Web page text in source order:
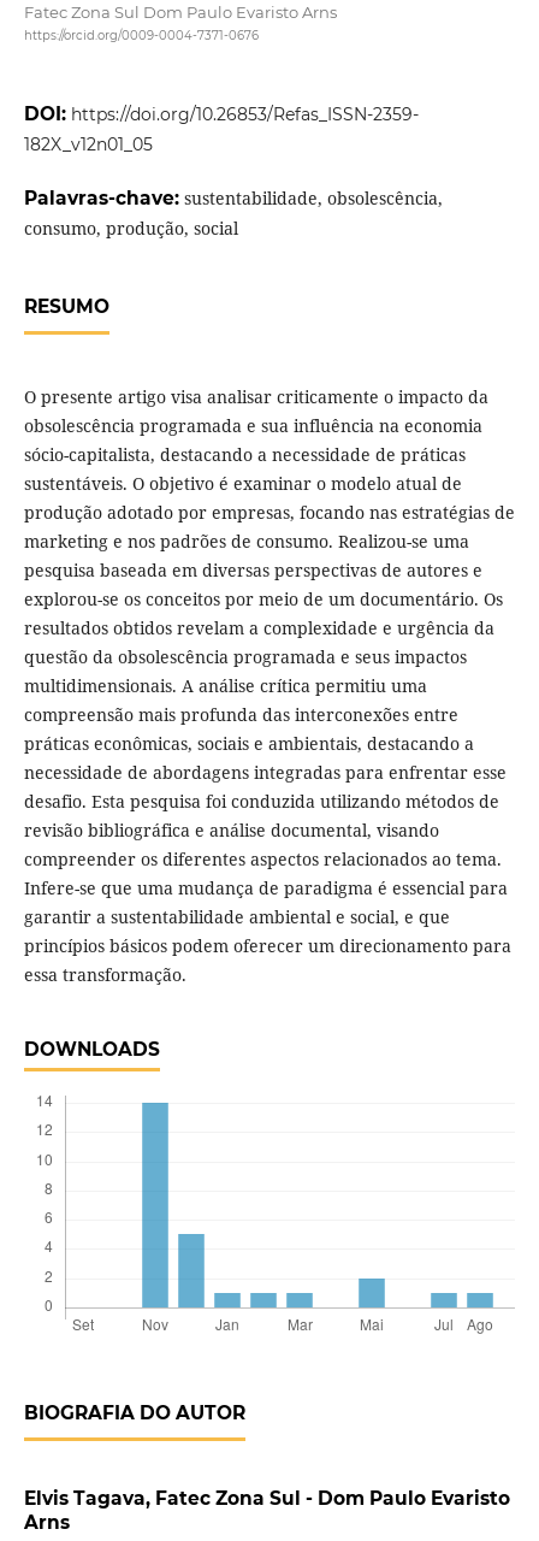
Fatec Zona Sul Dom Paulo Evaristo Arns
https://orcid.org/0009-0004-7371-0676
DOI: https://doi.org/10.26853/Refas_ISSN-2359-
182X_v12n01_05
Palavras-chave: sustentabilidade, obsolescência,
consumo, produção, social
RESUMO
O presente artigo visa analisar criticamente o impacto da
obsolescência programada e sua influência na economia
sócio-capitalista, destacando a necessidade de práticas
sustentáveis. O objetivo é examinar o modelo atual de
produção adotado por empresas, focando nas estratégias de
marketing e nos padrões de consumo. Realizou-se uma
pesquisa baseada em diversas perspectivas de autores e
explorou-se os conceitos por meio de um documentário. Os
resultados obtidos revelam a complexidade e urgência da
questão da obsolescência programada e seus impactos
multidimensionais. A análise crítica permitiu uma
compreensão mais profunda das interconexões entre
práticas econômicas, sociais e ambientais, destacando a
necessidade de abordagens integradas para enfrentar esse
desafio. Esta pesquisa foi conduzida utilizando métodos de
revisão bibliográfica e análise documental, visando
compreender os diferentes aspectos relacionados ao tema.
Infere-se que uma mudança de paradigma é essencial para
garantir a sustentabilidade ambiental e social, e que
princípios básicos podem oferecer um direcionamento para
essa transformação.
DOWNLOADS
BIOGRAFIA DO AUTOR
Elvis Tagava, Fatec Zona Sul - Dom Paulo Evaristo
Arns